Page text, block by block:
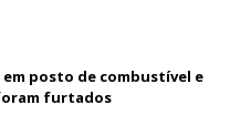
posto de combustível e
foram furtados